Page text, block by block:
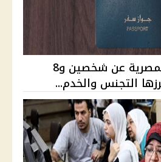
إسقاط الجنسية المصرية عن شخصين و8
التجنس والخدم...